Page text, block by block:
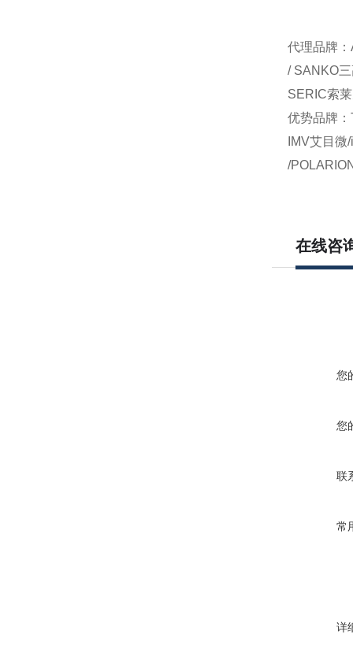
代理品牌
/ SANKO
SERIC索
优势品牌
IMV艾目
/
在线咨
您
您
联
常
详